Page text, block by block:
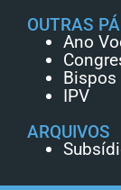
OUTRAS
Ano
Bispos
IPV
ARQUIVOS